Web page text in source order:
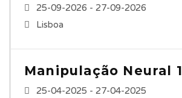
25-09-2026 - 27-09-2026
Lisboa
Manipulação Neural
25-04-2025 - 27-04-2025